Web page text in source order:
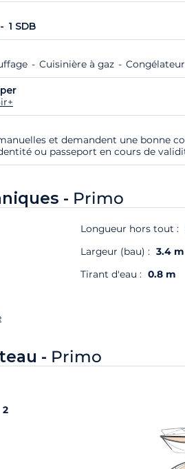
1 SDB
Cuisinière à gaz Congélateur
et demandent une bonne
ou passeport en cours de
- Primo
Longueur hors tout :
Largeur (bau) : 3.4 m
Tirant d'eau : 0.8 m
- Primo
2